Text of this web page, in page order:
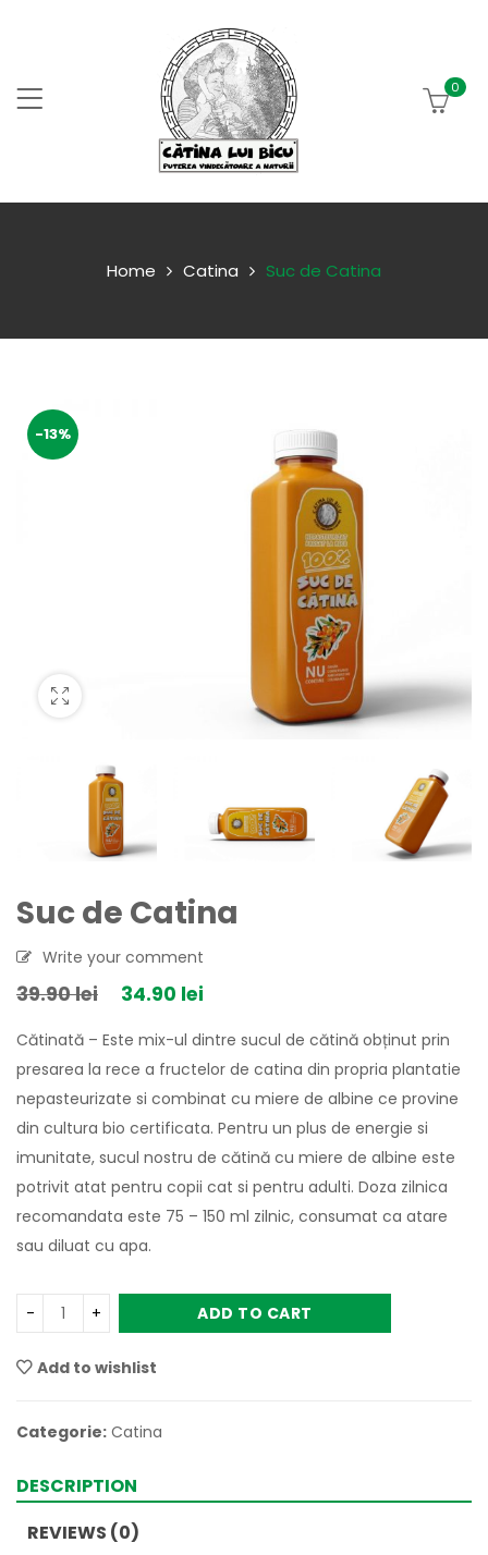
0
Home Catina Suc de Catina
-13%
Suc de Catina
Write your comment
39.90lei 34.90 lei
Cătinată – Este mix-ul dintre sucul de cătină obținut prin
presarea la rece a fructelor de catina din propria plantatie
nepasteurizate si combinat cu miere de albine ce provine
din cultura bio certificata. Pentru un plus de energie si
imunitate, sucul nostru de cătină cu miere de albine este
potrivit atat pentru copii cat si pentru adulti. Doza zilnica
recomandata este 75 – 150 ml zilnic, consumat ca atare
sau diluat cu apa.
ADD TO CART
Add to wishlist
Categorie: Catina
DESCRIPTION
REVIEWS (0)